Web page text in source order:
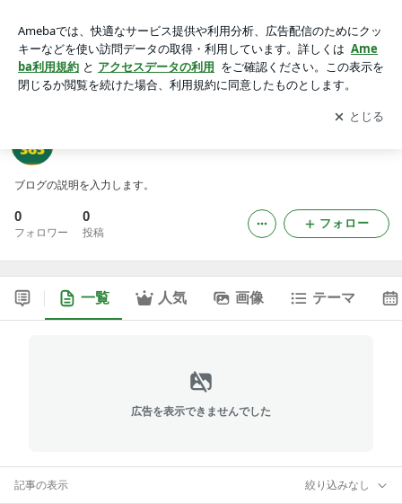
アプリをダウンロードして ブログの更新通知
を受け取りまし
ょう。
開く
ブログの説明を入力します。
0
フォロワー
0
投稿
フォロー
一覧 人気 画像 テーマ
広告を表示できませんでした
記事の表示 絞り込みなし